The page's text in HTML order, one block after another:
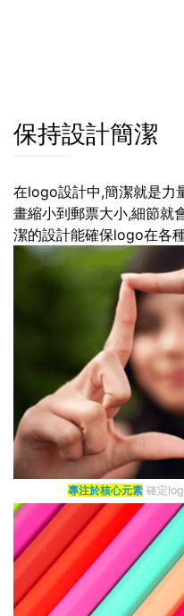
保持設計簡潔
在logo設計中,簡潔就是力
畫縮小到郵票大小,細節就
潔的設計能確保logo在各
專注於核心元素 確定